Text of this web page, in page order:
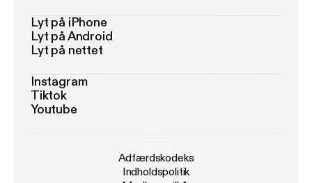
Lyt på iPhone
Lyt på Android
Lyt på nettet
Instagram
Tiktok
Youtube
Adfærdskodeks
Indholdspolitik